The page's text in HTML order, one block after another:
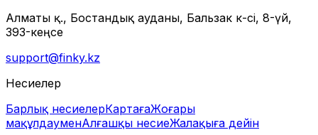
Алматы қ., Бостандық ауданы, Бальзак к-сі, 8-үй,
393-кеңсе
support@finky.kz
Несиелер
Барлық несиелерКартағаЖоғары
мақұлдауменАлғашқы несиеЖалақыға дейін